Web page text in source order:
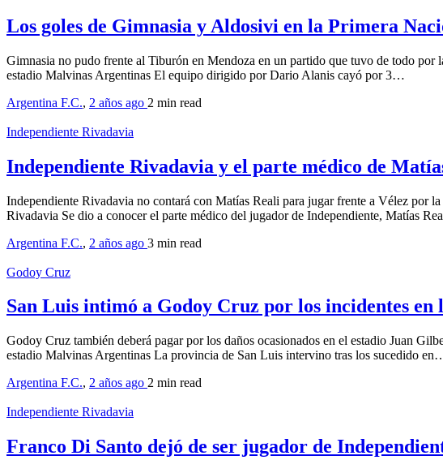
Los goles de Gimnasia y Aldosivi en la Primera
Gimnasia no pudo frente al Tiburón en Mendoza en un partido que tuvo de todo
estadio Malvinas Argentinas El equipo dirigido por Dario Alanis cayó por 3…
Argentina F.C., 2 años ago 2 min read
Independiente Rivadavia
Independiente Rivadavia y el parte médico de
Independiente Rivadavia no contará con Matías Reali para jugar frente a Vélez por
Rivadavia Se dio a conocer el parte médico del jugador de Independiente, Matías
Argentina F.C., 2 años ago 3 min read
Godoy Cruz
San Luis intimó a Godoy Cruz por los incidentes en
Godoy Cruz también deberá pagar por los daños ocasionados en el estadio Juan
estadio Malvinas Argentinas La provincia de San Luis intervino tras los sucedido
Argentina F.C., 2 años ago 2 min read
Independiente Rivadavia
Franco Di Santo dejó de ser jugador de